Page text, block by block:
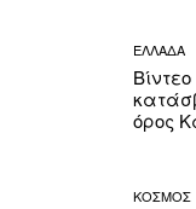
ΕΛΛΑΔΑ
όρος
ΚΟΣΜΟΣ